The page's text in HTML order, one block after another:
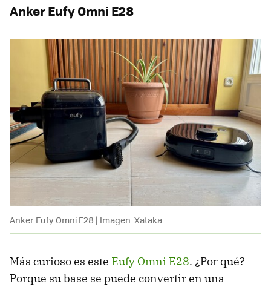
Anker Eufy Omni E28
Anker Eufy Omni E28 | Imagen: Xataka
Más curioso es este Eufy Omni E28. ¿Por qué?
Porque su base se puede convertir en una